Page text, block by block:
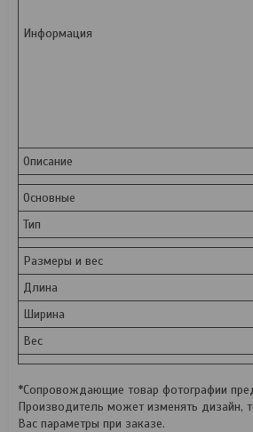
Информация
Описание
Основные
Тип
Размеры и вес
Длина
Ширина
Вес
*Сопровождающие товар фотографии
Производитель может изменять дизайн,
Вас параметры при заказе.